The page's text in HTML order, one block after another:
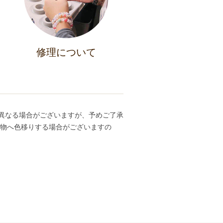
修理について
なる場合がございますが、予めご了承
へ色移りする場合がございますの